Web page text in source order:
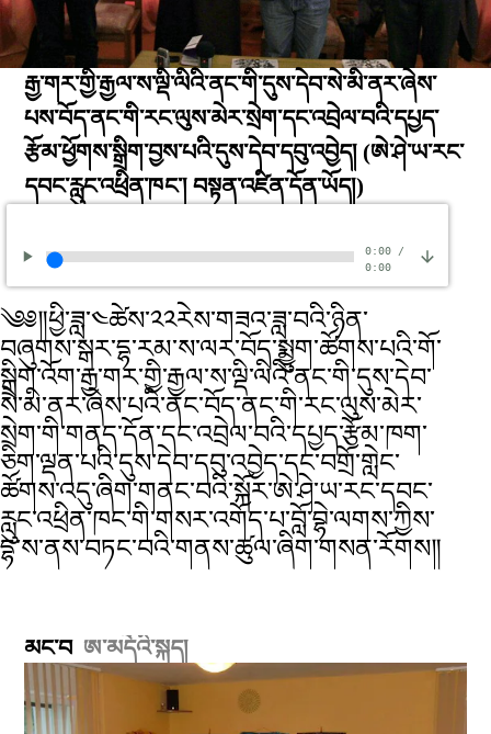
རྒྱ་གར་གྱི་རྒྱལ་ས་ལྡི་ལིའི་ནང་གི་དུས་དེབ་སེ་མི་ནར་ཞེས་
པས་བོད་ནང་གི་རང་ལུས་མེར་སྲེག་དང་འབྲེལ་བའི་དཔྱད་
རྩོམ་ཕྱོགས་སྒྲིག་བྱས་པའི་དུས་དེབ་དབུ་འབྱེད། (ཨེ་ཤེ་ཡ་རང་
དབང་རླུང་འཕྲིན་ཁང་། བསྟན་འཛིན་དོན་ཡོད།)
0:00/
0:00
༄༅༎ཕྱི་ཟླ་༤ཚེས་༢༢རེས་གཟའ་ཟླ་བའི་ཉིན་
བཞུགས་སྒར་དྷ་རམ་ས་ལར་བོད་སྨྱུག་ཚོགས་པའི་གོ་
སྒྲིག་འོག་རྒྱ་གར་གྱི་རྒྱལ་ས་ལྡི་ལིའི་ནང་གི་དུས་དེབ་
སེ་མི་ནར་ཞེས་པའི་ནང་བོད་ནང་གི་རང་ལུས་མེར་
སྲེག་གི་གནད་དོན་དང་འབྲེལ་བའི་དཔྱད་རྩོམ་ཁག་
ཅིག་ལྡན་པའི་དུས་དེབ་དབུ་འབྱེད་དང་བགྲོ་གླེང་
ཚོགས་འདུ་ཞིག་གནང་བའི་སྐོར་ཨེ་ཤེ་ཡ་རང་དབང་
རླུང་འཕྲིན་ཁང་གི་གསར་འགོད་པ་བློ་བྷེ་ལགས་ཀྱིས་
དྷ་ས་ནས་བཏང་བའི་གནས་ཚུལ་ཞིག་གསན་རོགས༎
མང་བ ཨ་མདོའི་སྐད།